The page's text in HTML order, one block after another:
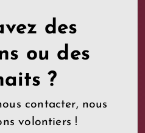
des
ou des
?
contacter, nous
volontiers !